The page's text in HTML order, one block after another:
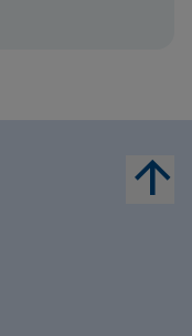
arrow_upward